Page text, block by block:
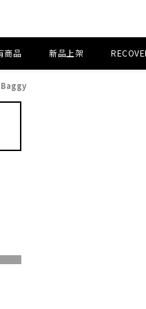
商品 新品上架